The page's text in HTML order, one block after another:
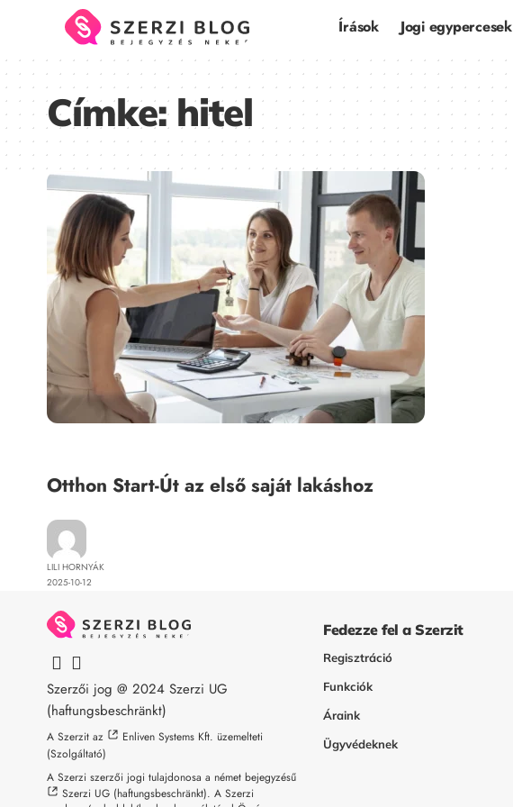
Írások Jogi egypercesek
Címke:hitel
Otthon Start-Út az első saját lakáshoz
LILI HORNYÁK
2025-10-12
Szerzői jog @ 2024 Szerzi UG
(haftungsbeschränkt)
A Szerzit az Enliven Systems Kft. üzemelteti
(Szolgáltató)
A Szerzi szerzői jogi tulajdonosa a német bejegyzésű
Szerzi UG (haftungsbeschränkt). A Szerzi
Fedezze fel a Szerzit
Regisztráció
Funkciók
Áraink
Ügyvédeknek